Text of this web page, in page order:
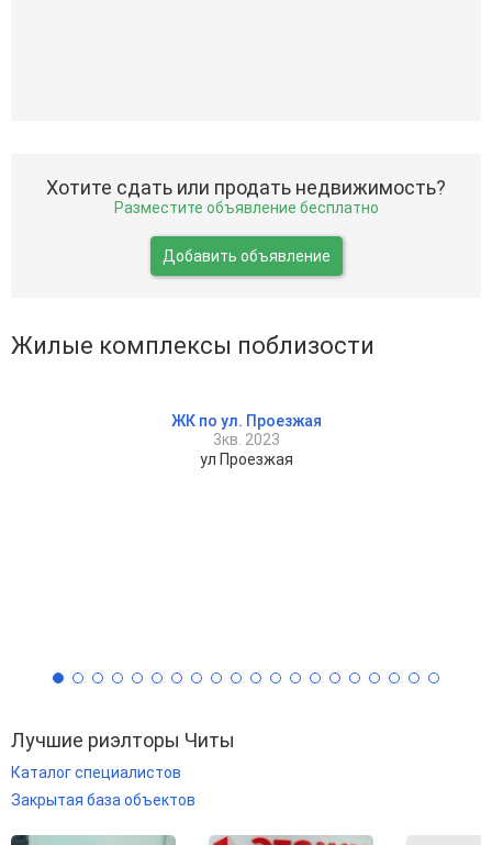
Хотите сдать или продать недвижимость?
Разместите объявление бесплатно
Добавить объявление
Жилые комплексы поблизости
ЖК по ул. Проезжая
3кв. 2023
ул Проезжая
Лучшие риэлторы Читы
Каталог специалистов
Закрытая база объектов